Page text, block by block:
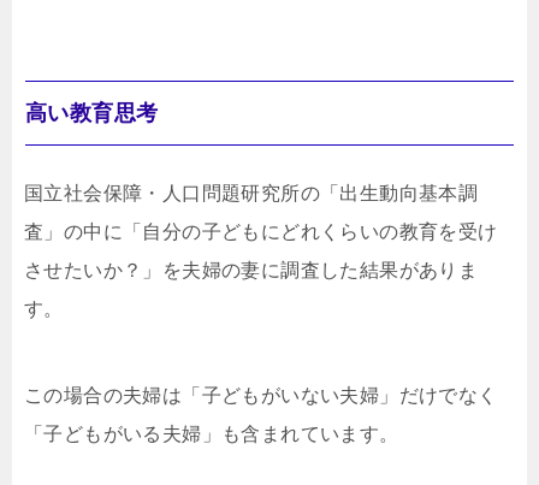
高い教育思考
国立社会保障・人口問題研究所の「出生動向基本調
査」の中に「自分の子どもにどれくらいの教育を受け
させたいか？」を夫婦の妻に調査した結果がありま
す。
この場合の夫婦は「子どもがいない夫婦」だけでなく
「子どもがいる夫婦」も含まれています。